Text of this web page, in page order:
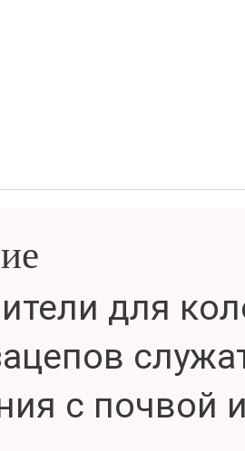
для
с почвой